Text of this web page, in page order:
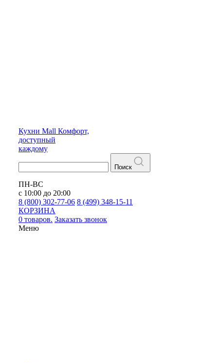
Кухни Mall Комфорт,
доступный
каждому
Поиск
ПН-ВС
с 10:00 до 20:00
8 (800) 302-77-06 8 (499) 348-15-11
КОРЗИНА
0 товаров. Заказать звонок
Меню